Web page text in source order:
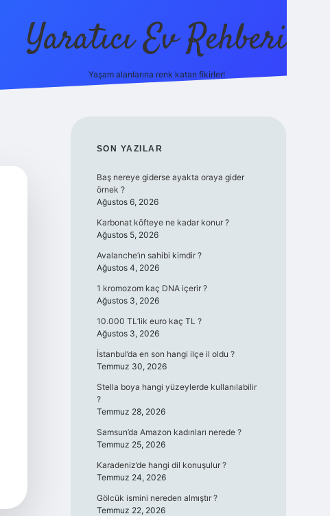
Yaratıcı Ev Rehberi
Yaşam alanlarına renk katan fikirler!
SIDEBAR
SON YAZILAR
Baş nereye giderse ayakta oraya gider
örnek ?
Ağustos 6, 2026
Karbonat köfteye ne kadar konur ?
Ağustos 5, 2026
Avalanche’ın sahibi kimdir ?
Ağustos 4, 2026
1 kromozom kaç DNA içerir ?
Ağustos 3, 2026
10.000 TL’lik euro kaç TL ?
Ağustos 3, 2026
İstanbul’da en son hangi ilçe il oldu ?
Temmuz 30, 2026
Stella boya hangi yüzeylerde kullanılabilir
?
Temmuz 28, 2026
Samsun’da Amazon kadınları nerede ?
Temmuz 25, 2026
Karadeniz’de hangi dil konuşulur ?
Temmuz 24, 2026
Gölcük ismini nereden almıştır ?
Temmuz 22, 2026